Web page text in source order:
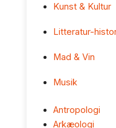
Kunst & Kultur
Litteratur-
Mad & Vin
Musik
Antropologi
Arkæologi